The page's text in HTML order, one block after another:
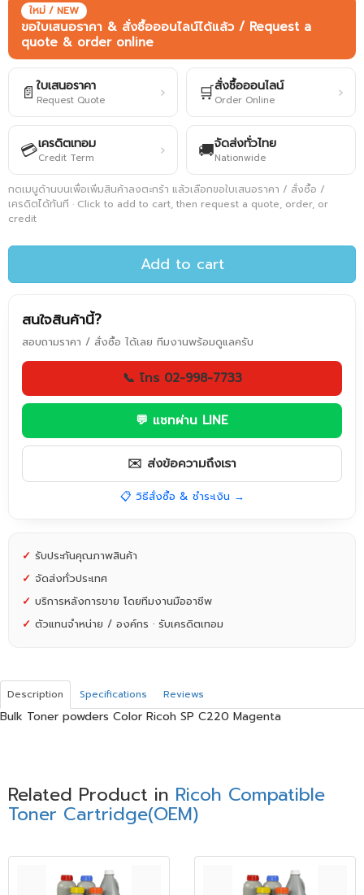
ใหม่ / NEW
ขอใบเสนอราคา & สั่งซื้อออนไลน์ได้แล้ว / Request a
quote & order online
📄 ใบเสนอราคา
Request Quote › 🛒สั่งซื้อออนไลน์
Order Online ›
💳เครดิตเทอม
Credit Term › 🚚จัดส่งทั่วไทย
Nationwide
กดเมนูด้านบนเพื่อเพิ่มสินค้าลงตะกร้า แล้วเลือกขอใบเสนอราคา / สั่งซื้อ /
เครดิตได้ทันที · Click to add to cart, then request a quote, order, or
credit
Add to cart
สนใจสินค้านี้?
สอบถามราคา / สั่งซื้อ ได้เลย ทีมงานพร้อมดูแลครับ
📞 โทร 02-998-7733
💬 แชทผ่าน LINE
✉️ ส่งข้อความถึงเรา
📋 วิธีสั่งซื้อ & ชำระเงิน →
✓ รับประกันคุณภาพสินค้า
✓ จัดส่งทั่วประเทศ
✓ บริการหลังการขาย โดยทีมงานมืออาชีพ
✓ ตัวแทนจำหน่าย / องค์กร · รับเครดิตเทอม
Description Specifications Reviews
Bulk Toner powders Color Ricoh SP C220 Magenta
Related Product in Ricoh Compatible
Toner Cartridge(OEM)